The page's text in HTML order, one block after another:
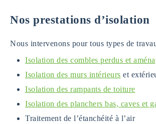
Nos prestations d’isolation
Nous intervenons pour tous types de
Isolation des combles perdus et
Isolation des murs intérieurs et
Isolation des rampants de toiture
Isolation des planchers bas, caves et
Traitement de l’étanchéité à l’air